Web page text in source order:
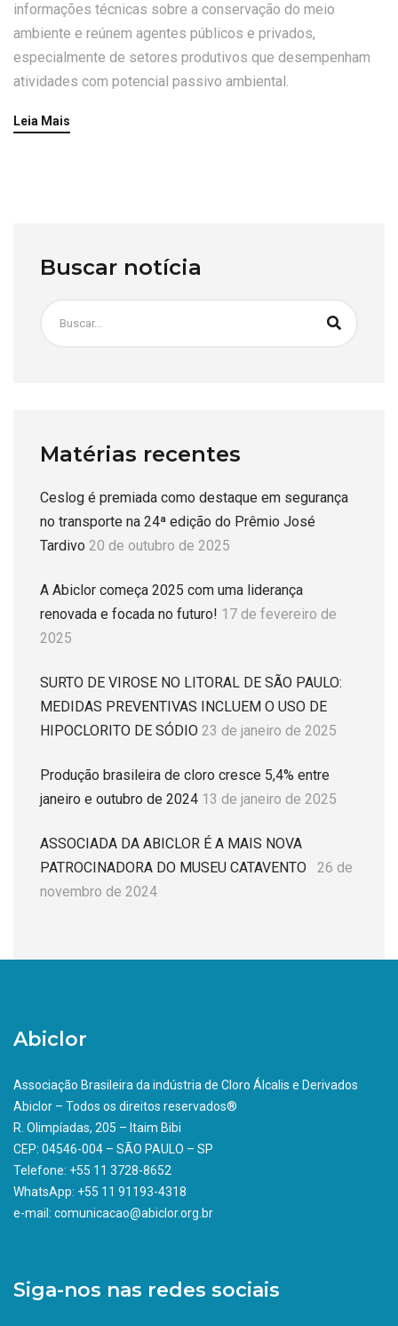
informações técnicas sobre a conservação do meio
ambiente e reúnem agentes públicos e privados,
especialmente de setores produtivos que desempenham
atividades com potencial passivo ambiental.
Leia Mais
Buscar notícia
Matérias recentes
Ceslog é premiada como destaque em segurança
no transporte na 24ª edição do Prêmio José
Tardivo 20 de outubro de 2025
A Abiclor começa 2025 com uma liderança
renovada e focada no futuro! 17 de fevereiro de
2025
SURTO DE VIROSE NO LITORAL DE SÃO PAULO:
MEDIDAS PREVENTIVAS INCLUEM O USO DE
HIPOCLORITO DE SÓDIO 23 de janeiro de 2025
Produção brasileira de cloro cresce 5,4% entre
janeiro e outubro de 2024 13 de janeiro de 2025
ASSOCIADA DA ABICLOR É A MAIS NOVA
PATROCINADORA DO MUSEU CATAVENTO
26 de
novembro de 2024
Abiclor
Associação Brasileira da indústria de Cloro Álcalis e Derivados
Abiclor – Todos os direitos reservados®
R. Olimpíadas, 205 – Itaim Bibi
CEP: 04546-004 – SÃO PAULO – SP
Telefone: +55 11 3728-8652
WhatsApp: +55 11 91193-4318
e-mail: comunicacao@abiclor.org.br
Siga-nos nas redes sociais